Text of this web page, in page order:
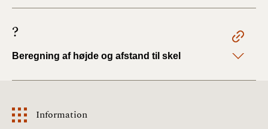
?
Beregning af højde og afstand til skel
Information